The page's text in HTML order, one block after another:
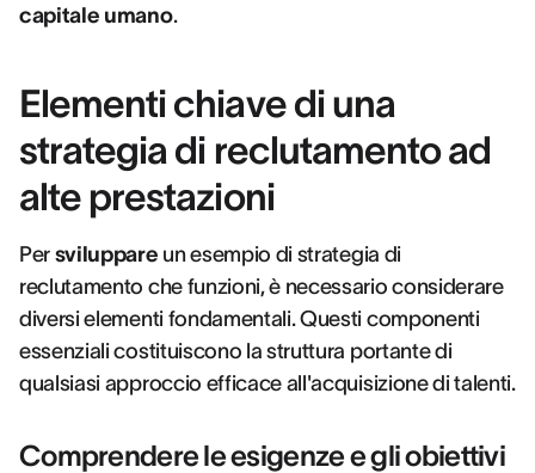
capitale umano.
Elementi chiave di una
strategia di reclutamento ad
alte prestazioni
Per sviluppare un esempio di strategia di
reclutamento che funzioni, è necessario considerare
diversi elementi fondamentali. Questi componenti
essenziali costituiscono la struttura portante di
qualsiasi approccio efficace all'acquisizione di talenti.
Comprendere le esigenze e gli obiettivi